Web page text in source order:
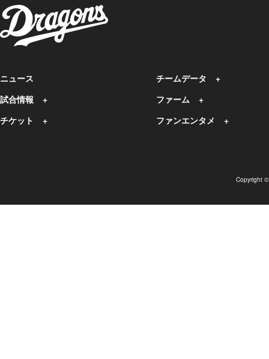
ニュース
試合情報
チケット
チームデータ
ファーム
ファンエンタメ
Copyright